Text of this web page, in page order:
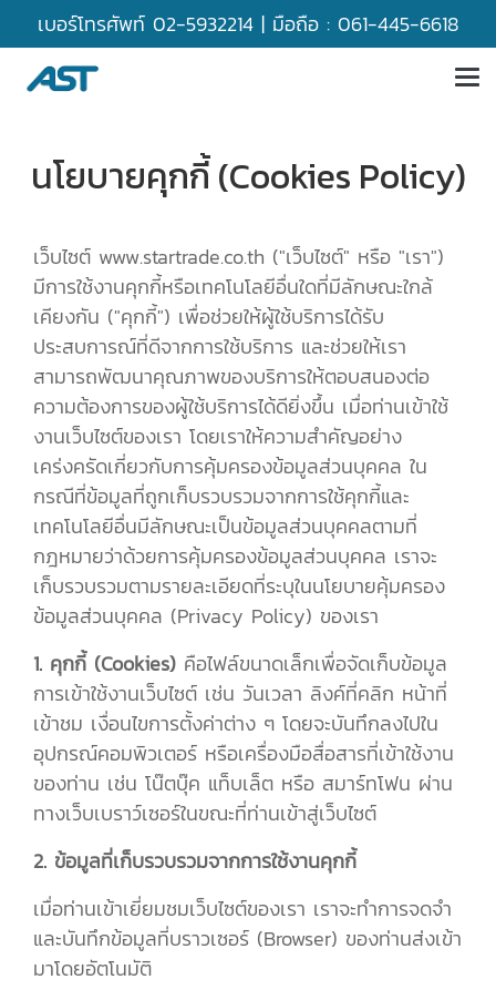
เบอร์โทรศัพท์ 02-5932214| มือถือ : 061-445-6618
นโยบายคุกกี้ (Cookies Policy)
เว็บไซต์ www.startrade.co.th ("เว็บไซต์" หรือ "เรา")
มีการใช้งานคุกกี้หรือเทคโนโลยีอื่นใดที่มีลักษณะใกล้
เคียงกัน ("คุกกี้") เพื่อช่วยให้ผู้ใช้บริการได้รับ
ประสบการณ์ที่ดีจากการใช้บริการ และช่วยให้เรา
สามารถพัฒนาคุณภาพของบริการให้ตอบสนองต่อ
ความต้องการของผู้ใช้บริการได้ดียิ่งขึ้น เมื่อท่านเข้าใช้
งานเว็บไซต์ของเรา โดยเราให้ความสำคัญอย่าง
เคร่งครัดเกี่ยวกับการคุ้มครองข้อมูลส่วนบุคคล ใน
กรณีที่ข้อมูลที่ถูกเก็บรวบรวมจากการใช้คุกกี้และ
เทคโนโลยีอื่นมีลักษณะเป็นข้อมูลส่วนบุคคลตามที่
กฎหมายว่าด้วยการคุ้มครองข้อมูลส่วนบุคคล เราจะ
เก็บรวบรวมตามรายละเอียดที่ระบุในนโยบายคุ้มครอง
ข้อมูลส่วนบุคคล (Privacy Policy) ของเรา
1. คุกกี้ (Cookies) คือไฟล์ขนาดเล็กเพื่อจัดเก็บข้อมูล
การเข้าใช้งานเว็บไซต์ เช่น วันเวลา ลิงค์ที่คลิก หน้าที่
เข้าชม เงื่อนไขการตั้งค่าต่าง ๆ โดยจะบันทึกลงไปใน
อุปกรณ์คอมพิวเตอร์ หรือเครื่องมือสื่อสารที่เข้าใช้งาน
ของท่าน เช่น โน๊ตบุ๊ค แท็บเล็ต หรือ สมาร์ทโฟน ผ่าน
ทางเว็บเบราว์เซอร์ในขณะที่ท่านเข้าสู่เว็บไซต์
2. ข้อมูลที่เก็บรวบรวมจากการใช้งานคุกกี้
เมื่อท่านเข้าเยี่ยมชมเว็บไซต์ของเรา เราจะทำการจดจำ
และบันทึกข้อมูลที่บราวเซอร์ (Browser) ของท่านส่งเข้า
มาโดยอัตโนมัติ